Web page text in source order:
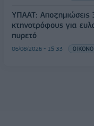
ΥΠΑΑΤ:
κτηνοτρόφους για
πυρετό
06/08/2026 - 15:33